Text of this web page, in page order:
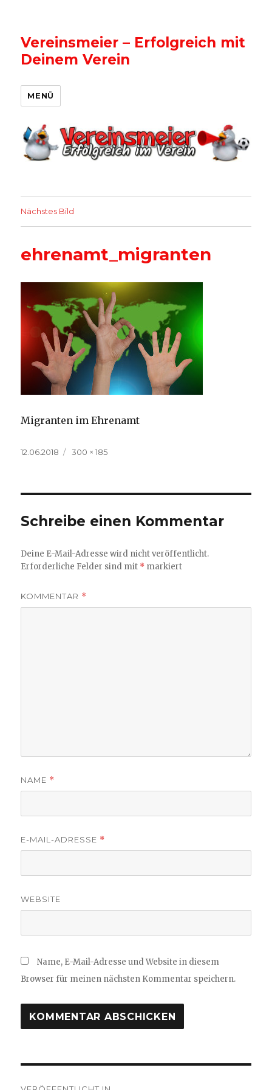
Vereinsmeier – Erfolgreich mit
Deinem Verein
MENÜ
Nächstes Bild
ehrenamt_migranten
Migranten im Ehrenamt
Veröffentlicht
12.06.2018
Volle
300 × 185
Schreibe einen Kommentar
Deine E-Mail-Adresse wird nicht veröffentlicht.
Erforderliche Felder sind mit * markiert
KOMMENTAR *
NAME *
E-MAIL-ADRESSE *
WEBSITE
Name, E-Mail-Adresse und Website in diesem
Browser für meinen nächsten Kommentar speichern.